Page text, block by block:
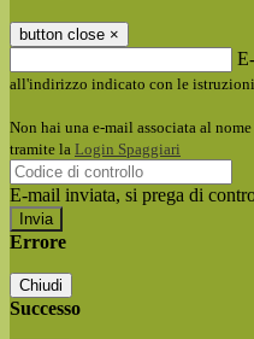
button close ×
all'indirizzo indicato con le istruzioni
Non hai una e-mail associata al
tramite la Login Spaggiari
E-mail inviata, si prega di
Errore
Chiudi
Successo